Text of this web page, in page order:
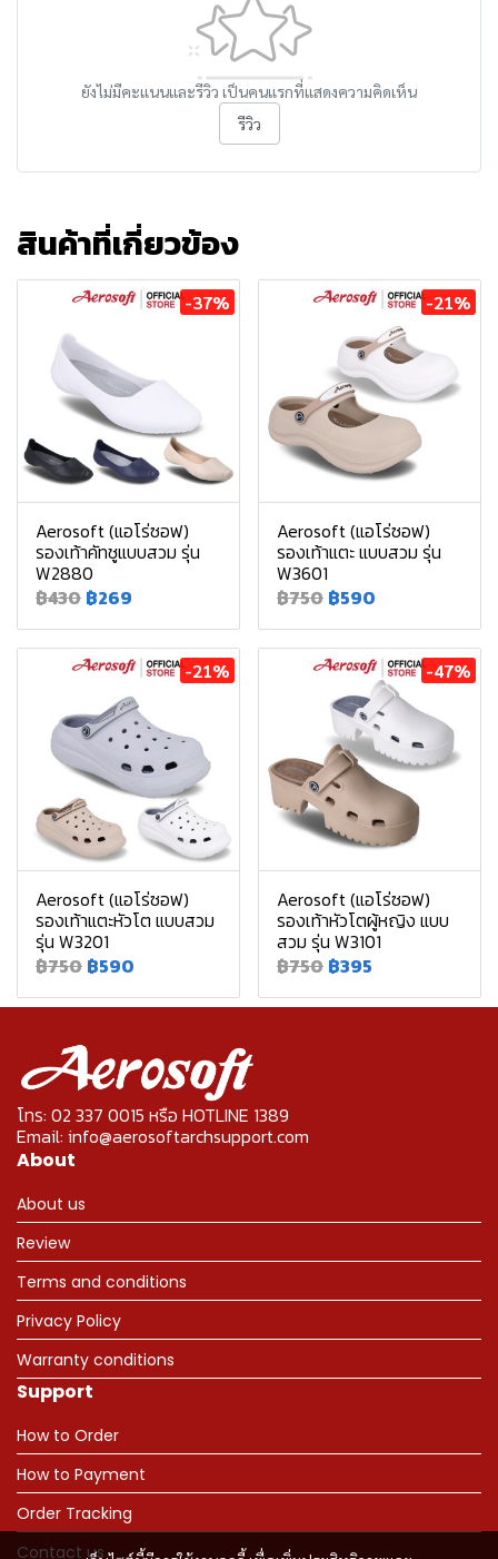
ยังไม่มีคะแนนและรีวิว เป็นคนแรกที่แสดงความคิดเห็น
รีวิว
สินค้าที่เกี่ยวข้อง
-37%
Aerosoft (แอโร่ซอฟ)
รองเท้าคัทชูแบบสวม รุ่น
W2880
฿430 ฿269
-21%
Aerosoft (แอโร่ซอฟ)
รองเท้าแตะ แบบสวม รุ่น
W3601
฿750 ฿590
-21%
Aerosoft (แอโร่ซอฟ)
รองเท้าแตะหัวโต แบบสวม
รุ่น W3201
฿750 ฿590
-47%
Aerosoft (แอโร่ซอฟ)
รองเท้าหัวโตผู้หญิง แบบ
สวม รุ่น W3101
฿750 ฿395
โทร: 02 337 0015 หรือ HOTLINE 1389
Email: info@aerosoftarchsupport.com
About
About us
Review
Terms and conditions
Privacy Policy
Warranty conditions
Support
How to Order
How to Payment
Order Tracking
Contact us